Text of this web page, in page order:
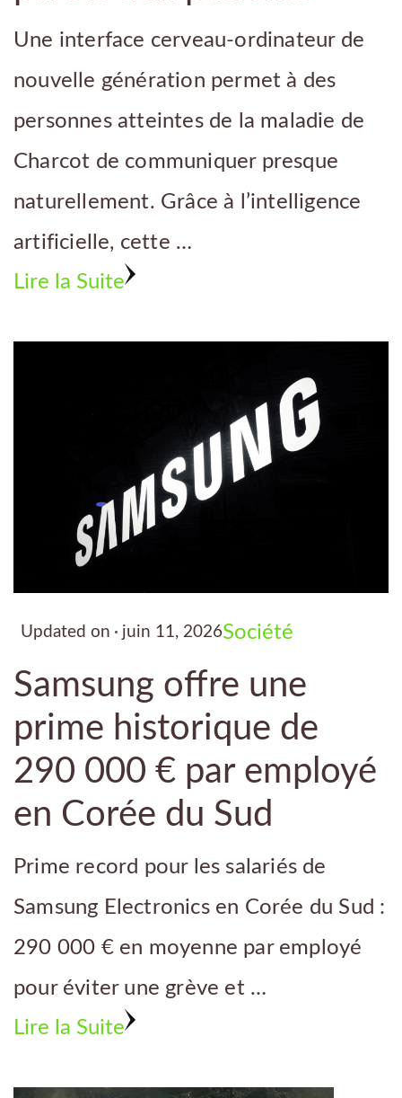
Une interface cerveau-ordinateur de
nouvelle génération permet à des
personnes atteintes de la maladie de
Charcot de communiquer presque
naturellement. Grâce à l’intelligence
artificielle, cette …
Lire la Suite
Updated on juin 11, 2026Société
Samsung offre une
prime historique de
290 000 € par employé
en Corée du Sud
Prime record pour les salariés de
Samsung Electronics en Corée du Sud :
290 000 € en moyenne par employé
pour éviter une grève et …
Lire la Suite